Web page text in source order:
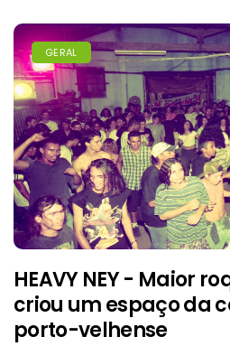
GERAL
HEAVY NEY - Maior
criou um espaço da
porto-velhense